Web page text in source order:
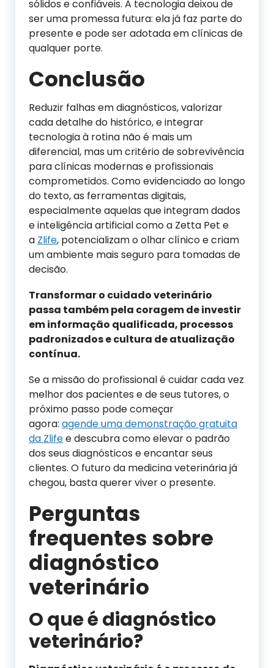
sólidos e confiáveis. A tecnologia deixou de
ser uma promessa futura: ela já faz parte do
presente e pode ser adotada em clínicas de
qualquer porte.
Conclusão
Reduzir falhas em diagnósticos, valorizar
cada detalhe do histórico, e integrar
tecnologia à rotina não é mais um
diferencial, mas um critério de sobrevivência
para clínicas modernas e profissionais
comprometidos. Como evidenciado ao longo
do texto, as ferramentas digitais,
especialmente aquelas que integram dados
e inteligência artificial como a Zetta Pet e
a Zlife, potencializam o olhar clínico e criam
um ambiente mais seguro para tomadas de
decisão.
Transformar o cuidado veterinário
passa também pela coragem de investir
em informação qualificada, processos
padronizados e cultura de atualização
contínua.
Se a missão do profissional é cuidar cada vez
melhor dos pacientes e de seus tutores, o
próximo passo pode começar
agora: agende uma demonstração gratuita
da Zlifee descubra como elevar o padrão
dos seus diagnósticos e encantar seus
clientes. O futuro da medicina veterinária já
chegou, basta querer viver o presente.
Perguntas
frequentes sobre
diagnóstico
veterinário
O que é diagnóstico
veterinário?